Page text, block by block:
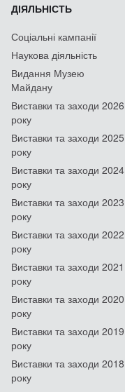
ДІЯЛЬНІСТЬ
Соціальні кампанії
Наукова діяльність
Видання Музею
Майдану
Виставки та заходи 2026
року
Виставки та заходи 2025
року
Виставки та заходи 2024
року
Виставки та заходи 2023
року
Виставки та заходи 2022
року
Виставки та заходи 2021
року
Виставки та заходи 2020
року
Виставки та заходи 2019
року
Виставки та заходи 2018
року